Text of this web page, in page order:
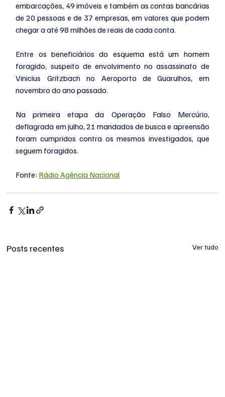
embarcações, 49 imóveis e também as contas bancárias
de 20 pessoas e de 37 empresas, em valores que podem
chegar a até 98 milhões de reais de cada conta.
Entre os beneficiários do esquema está um homem
foragido, suspeito de envolvimento no assassinato de
Vinicius Gritzbach no Aeroporto de Guarulhos, em
novembro do ano passado.
Na primeira etapa da Operação Falso Mercúrio,
deflagrada em julho, 21 mandados de busca e apreensão
foram cumpridos contra os mesmos investigados, que
seguem foragidos.
Fonte: Rádio Agência Nacional
Posts recentes Ver tudo